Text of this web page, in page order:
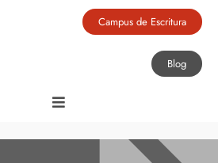
Campus de Escritura
Blog